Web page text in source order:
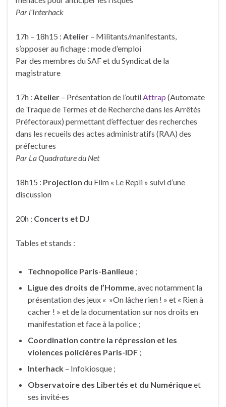
Par l’Interhack
17h – 18h15 : Atelier – Militants/manifestants,
s’opposer au fichage : mode d’emploi
Par des membres du SAF et du Syndicat de la
magistrature
17h : Atelier – Présentation de l’outilAttrap (Automate
de Traque de Termes et de Recherche dans les Arrêtés
Préfectoraux) permettant d’effectuer des recherches
dans les recueils des actes administratifs (RAA) des
préfectures
Par La Quadrature du Net
18h15 : Projection du Film « Le Repli » suivi d’une
discussion
20h : Concerts et DJ
Tables et stands :
Technopolice Paris-Banlieue ;
Ligue des droits de l’Homme, avec notamment la
présentation des jeux « »On lâche rien ! » et « Rien à
cacher ! » et de la documentation sur nos droits en
manifestation et face à la police ;
Coordination contre la répression et les
violences policières Paris-IDF ;
Interhack – Infokiosque ;
Observatoire des Libertés et du Numériqueet
ses invité·es